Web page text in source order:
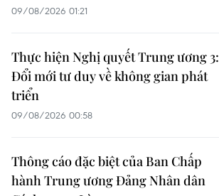
09/08/2026 01:21
Thực hiện Nghị quyết Trung ương 3:
Đổi mới tư duy về không gian phát
triển
09/08/2026 00:58
Thông cáo đặc biệt của Ban Chấp
hành Trung ương Đảng Nhân dân